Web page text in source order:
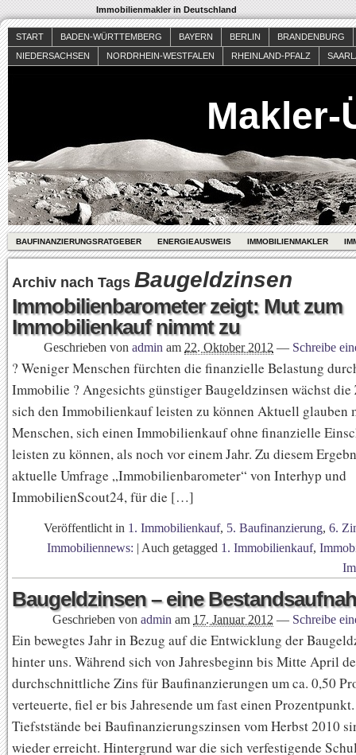
Immobilienmakler in Deutschland
START BADEN-WÜRTTEMBERG BAYERN BERLIN
BRANDENBURG
NIEDERSACHSEN
NORDRHEIN-WESTFALEN RHEINLAND-PFALZ
Makler-
BAUFINANZIERUNGSRATGEBER ENERGIEAUSWEIS IMMOBILIENMAKLER
Archiv nach Tags Baugeldzinsen
Immobilienbarometer zeigt: Mut zum
Immobilienkauf nimmt zu
Geschrieben von admin am 22. Oktober 2012 — Schreibe
? Weniger Menschen fürchten die finanzielle Belastung
Immobilie ? Angesichts günstiger Baugeldzinsen wächst die
sich den Immobilienkauf leisten zu können Aktuell glauben
Menschen, sich einen Immobilienkauf ohne finanzielle
leisten zu können, als noch vor einem Jahr. Zu diesem
aktuelle Umfrage „Immobilienbarometer“ von Interhyp und
ImmobilienScout24, für die […]
Veröffentlicht in 1. Immobilienkauf, 5. Baufinanzierung, 6.
Immobiliennews: | Auch getagged 1. Immobilienkauf,
Baugeldzinsen – eine
Geschrieben von admin am 17. Januar 2012 — Schreibe
Ein bewegtes Jahr in Bezug auf die Entwicklung der
hinter uns. Während sich von Jahresbeginn bis Mitte April
durchschnittliche Zins für Baufinanzierungen um ca. 0,50
verteuerte, fiel er bis Jahresende um fast einen
Tiefststände bei Baufinanzierungszinsen vom Herbst 2010
wieder erreicht. Hintergrund war die sich verfestigende